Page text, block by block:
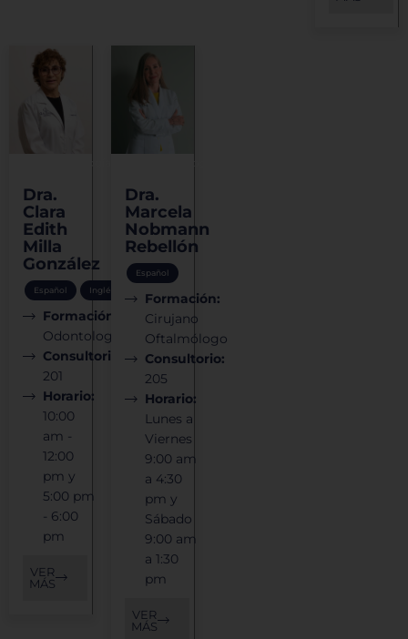
Dra.
Clara
Edith
Milla
González
Español Inglés
Formación:
Odontología
Consultorio:
201
Horario:
10:00
am -
12:00
pm y
5:00 pm
- 6:00
pm
VER
MÁS
Dra.
Marcela
Nobmann
Rebellón
Español
Formación:
Cirujano
Oftalmólogo
Consultorio:
205
Horario:
Lunes a
Viernes
9:00 am
a 4:30
pm y
Sábado
9:00 am
a 1:30
pm
VER
MÁS